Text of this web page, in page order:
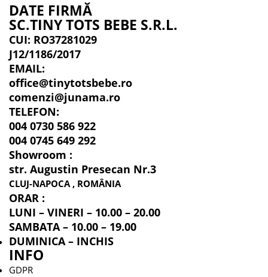
DATE FIRMĂ
SC.TINY TOTS BEBE S.R.L.
CUI: RO37281029
J12/1186/2017
EMAIL:
office@tinytotsbebe.ro
comenzi@junama.ro
TELEFON:
004 0730 586 922
004 0745 649 292
Showroom :
str. Augustin Presecan Nr.3
CLUJ-NAPOCA , ROMÂNIA
ORAR :
LUNI – VINERI – 10.00 – 20.00
SAMBATA – 10.00 – 19.00
DUMINICA – INCHIS
INFO
GDPR